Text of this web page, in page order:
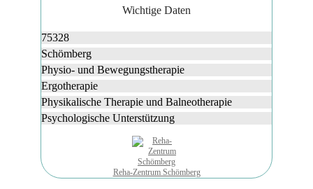
Wichtige Daten
75328
Schömberg
Physio- und Bewegungstherapie
Ergotherapie
Physikalische Therapie und Balneotherapie
Psychologische Unterstützung
Reha-Zentrum Schömberg